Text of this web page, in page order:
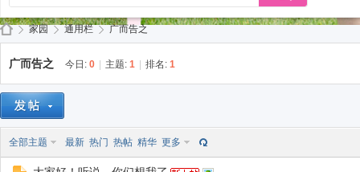
郑 »
家园 通用栏 广而告之
广而告之 今日: 0 主题: 1 排名: 1
全部主题 最新 热门 热帖 精华 更多